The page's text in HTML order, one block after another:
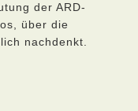
der ARD-
über die
nachdenkt.